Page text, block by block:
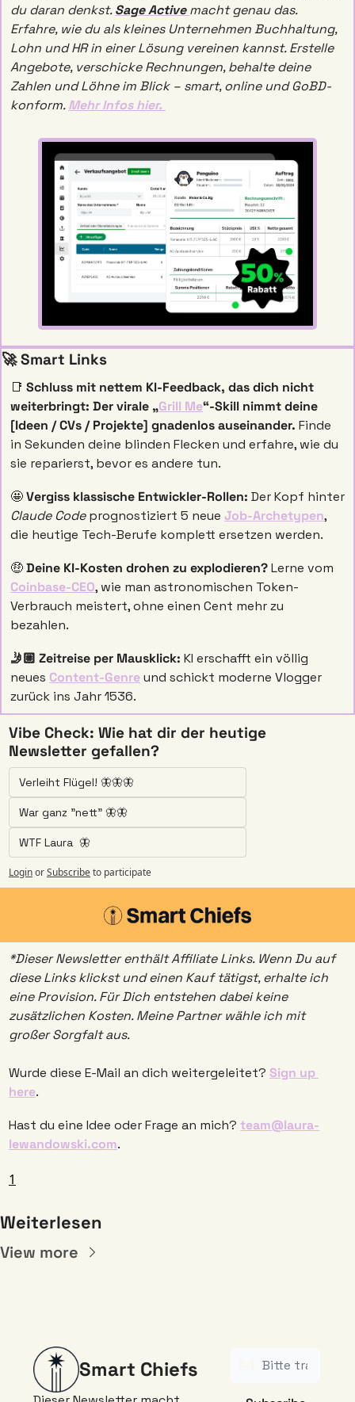
du daran denkst. Sage Active macht genau das.
Erfahre, wie du als kleines Unternehmen Buchhaltung,
Lohn und HR in einer Lösung vereinen kannst. Erstelle
Angebote, verschicke Rechnungen, behalte deine
Zahlen und Löhne im Blick – smart, online und GoBD-
konform. Mehr Infos hier.
🚀 Smart Links
📑 Schluss mit nettem KI-Feedback, das dich nicht
weiterbringt: Der virale „Grill Me“-Skill nimmt deine
[Ideen / CVs / Projekte] gnadenlos auseinander. Finde
in Sekunden deine blinden Flecken und erfahre, wie du
sie reparierst, bevor es andere tun.
🤩 Vergiss klassische Entwickler-Rollen:
Claude Code prognostiziert 5 neue Job-Archetypen,
die heutige Tech-Berufe komplett ersetzen werden.
🤑 Deine KI-Kosten drohen zu explodieren?
Coinbase-CEO, wie man astronomischen Token-
Verbrauch meistert, ohne einen Cent mehr zu
bezahlen.
🤳🏼 Zeitreise per Mausklick: KI erschafft ein völlig
neues Content-Genre und schickt moderne Vlogger
zurück ins Jahr 1536.
Vibe Check: Wie hat dir der heutige
Newsletter gefallen?
Verleiht Flügel! 🦋🦋🦋
War ganz "nett" 🦋🦋
WTF Laura  🦋
LoginorSubscribeto participate
*Dieser Newsletter enthält Affiliate Links. Wenn Du auf
diese Links klickst und einen Kauf tätigst, erhalte ich
eine Provision. Für Dich entstehen dabei keine
zusätzlichen Kosten. Meine Partner wähle ich mit
großer Sorgfalt aus.
Wurde diese E-Mail an dich weitergeleitet? Sign up
here.
Hast du eine Idee oder Frage an mich? team@laura-
lewandowski.com.
1
Weiterlesen
View more
Smart Chiefs